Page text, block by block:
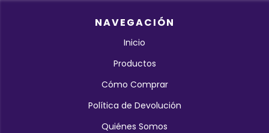
NAVEGACIÓN
Inicio
Productos
Cómo Comprar
Política de Devolución
Quiénes Somos